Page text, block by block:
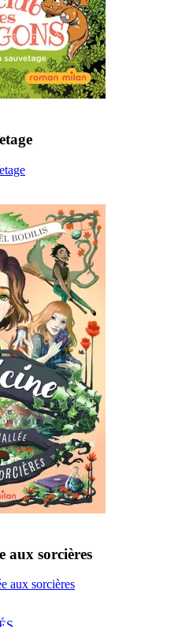
aux sorcières
aux sorcières